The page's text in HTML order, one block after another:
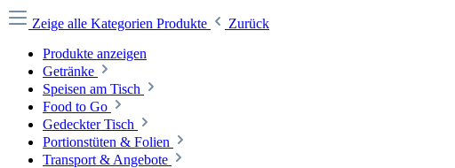
Zeige alle Kategorien Produkte
Zurück
Produkte anzeigen
Getränke
Speisen am Tisch
Food to Go
Gedeckter Tisch
Portionstüten & Folien
Transport & Angebote